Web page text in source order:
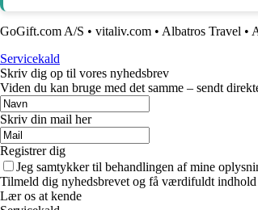
GoGift.com A/S • vitaliv.com • Albatros Travel •
Servicekald
Skriv dig op til vores nyhedsbrev
Viden du kan bruge med det samme – sendt
Skriv din mail her
Registrer dig
Jeg samtykker til behandlingen af mine
Tilmeld dig nyhedsbrevet og få værdifuldt
Lær os at kende